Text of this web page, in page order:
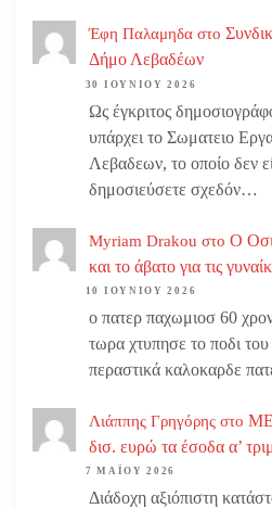
Έφη Παλαμηδα στο
Δήμο Λεβαδέων
30 ΙΟΥΝΊΟΥ 2026
Ως έγκριτος
υπάρχει το Σωματειο
Λεβαδεων, το οποίο δεν
δημοσιεύσετε σχεδόν…
Myriam Drakou στο Ο
και το άβατο για τις
10 ΙΟΥΝΊΟΥ 2026
ο πατερ παχωμιοσ 60
τωρα χτυπησε το ποδι του
περαστικά καλοκαρδε
Λιάππης Γρηγόρης στο
δισ. ευρώ τα έσοδα α’
7 ΜΑΪ́ΟΥ 2026
Διάδοχη αξιόπιστη